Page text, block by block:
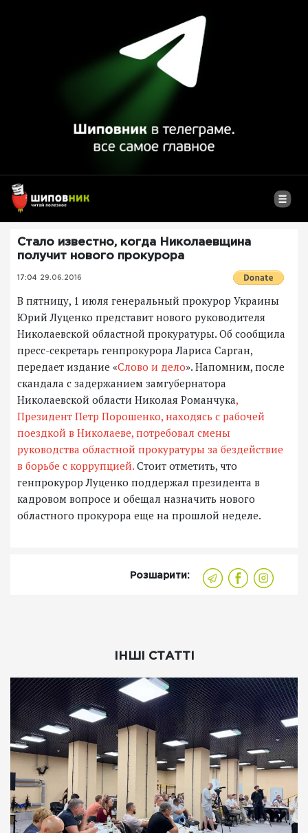
Стало известно, когда Николаевщина
получит нового прокурора
17:04 29.06.2016
В пятницу, 1 июля генеральный прокурор Украины
Юрий Луценко представит нового руководителя
Николаевской областной прокуратуры. Об сообщила
пресс-секретарь генпрокурора Лариса Сарган,
передает издание «Слово и дело». Напомним, после
скандала с задержанием замгубернатора
Николаевской области Николая Романчука,
Президент Петр Порошенко, находясь с рабочей
поездкой в Николаеве, потребовал смены
руководства областной прокуратуры за бездействие
в борьбе с коррупцией. Стоит отметить, что
генпрокурор Луценко поддержал президента в
кадровом вопросе и обещал назначить нового
областного прокурора еще на прошлой неделе.
Розшарити:
ІНШІ СТАТТІ